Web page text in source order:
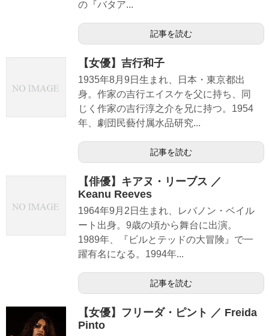
の『バタア...
記事を読む
【女優】吉行和子
1935年8月9日生まれ、日本・東京都出
身。作家の吉行エイスケを父に持ち、同
じく作家の吉行淳之介を兄に持つ。1954
年、劇団民藝付属水品研究...
記事を読む
【俳優】キアヌ・リーブス ／
Keanu Reeves
1964年9月2日生まれ、レバノン・ベイル
ート出身。9歳の頃から舞台に出演。
1989年、『ビルとテッドの大冒険』で一
躍有名になる。1994年...
記事を読む
【女優】フリーダ・ピント ／ Freida
Pinto